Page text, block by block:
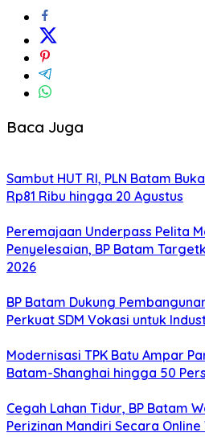
Baca Juga
Sambut HUT RI, PLN Batam
Rp81 Ribu hingga 20 Agustus
Peremajaan Underpass Pelita
Penyelesaian, BP Batam
2026
BP Batam Dukung
Perkuat SDM Vokasi untuk
Modernisasi TPK Batu Ampar
Batam-Shanghai hingga 50
Cegah Lahan Tidur, BP Batam
Perizinan Mandiri Secara Online